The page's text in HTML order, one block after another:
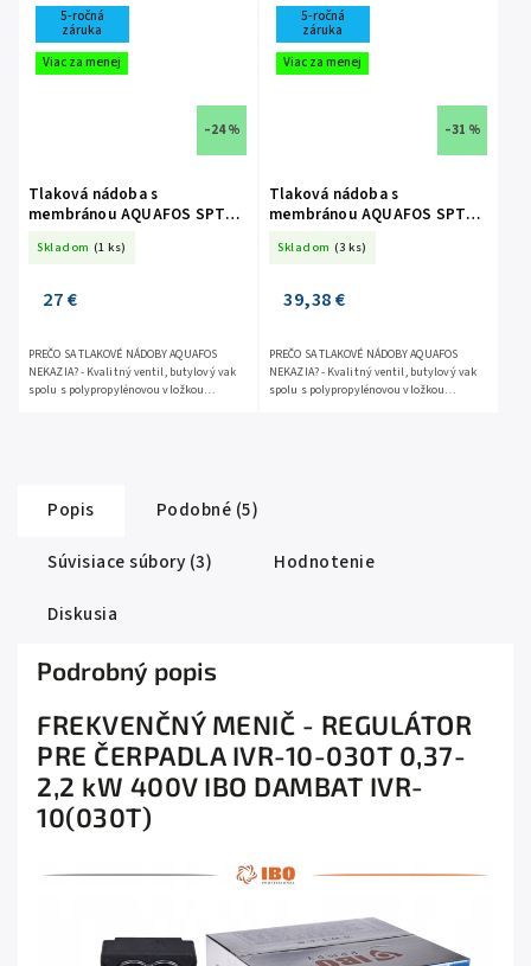
5-ročná
záruka
Viac za menej
–24 %
Tlaková nádoba s
membránou AQUAFOS SPTB
Skladom (1 ks)
27 €
PREČO SA TLAKOVÉ NÁDOBY AQUAFOS
NEKAZIA? - Kvalitný ventil, butylový vak
spolu s polypropylénovou vložkou
5-ročná
záruka
Viac za menej
–31 %
Tlaková nádoba s
membránou AQUAFOS SPTB
Skladom (3 ks)
39,38 €
PREČO SA TLAKOVÉ NÁDOBY AQUAFOS
NEKAZIA? - Kvalitný ventil, butylový vak
spolu s polypropylénovou vložkou
Popis
Podobné (5)
Súvisiace súbory (3)
Hodnotenie
Diskusia
Podrobný popis
FREKVENČNÝ MENIČ - REGULÁTOR
PRE ČERPADLA IVR-10-030T 0,37-
2,2 kW 400V IBO DAMBAT IVR-
10(030T)